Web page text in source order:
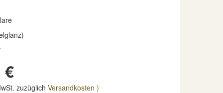
€
zuzüglich Versandkosten )